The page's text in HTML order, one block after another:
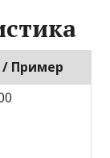
/ Пример